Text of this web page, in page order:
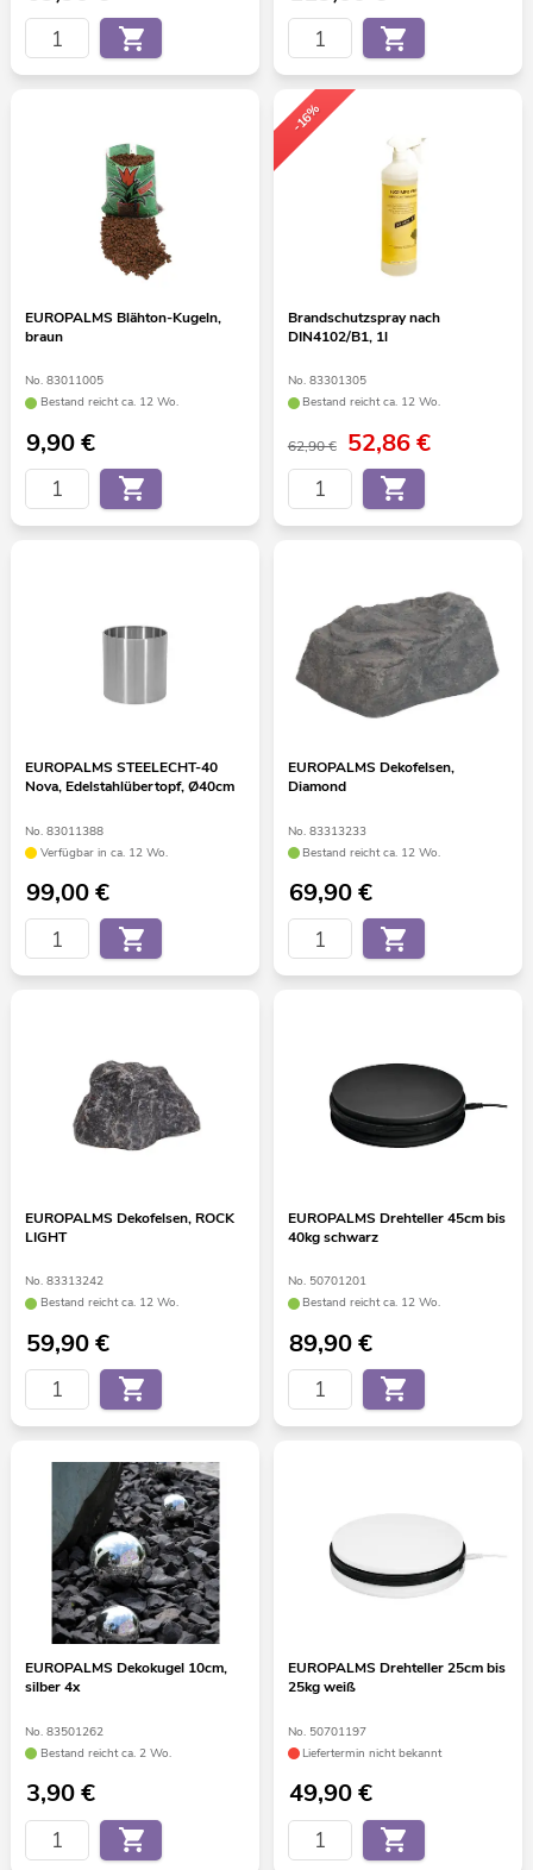
EUROPALMS Blähton-Kugeln,
braun
No. 83011005
Bestand reicht ca. 12 Wo.
9,90€
-16%
Brandschutzspray nach
DIN4102/B1, 1l
No. 83301305
Bestand reicht ca. 12 Wo.
62,90 € 52,86€
EUROPALMS STEELECHT-40
Nova, Edelstahlübertopf, Ø40cm
No. 83011388
Verfügbar in ca. 12 Wo.
99,00€
EUROPALMS Dekofelsen,
Diamond
No. 83313233
Bestand reicht ca. 12 Wo.
69,90€
EUROPALMS Dekofelsen, ROCK
LIGHT
No. 83313242
Bestand reicht ca. 12 Wo.
59,90€
EUROPALMS Drehteller 45cm bis
40kg schwarz
No. 50701201
Bestand reicht ca. 12 Wo.
89,90€
EUROPALMS Dekokugel 10cm,
silber 4x
No. 83501262
Bestand reicht ca. 2 Wo.
3,90€
EUROPALMS Drehteller 25cm bis
25kg weiß
No. 50701197
Liefertermin nicht bekannt
49,90€